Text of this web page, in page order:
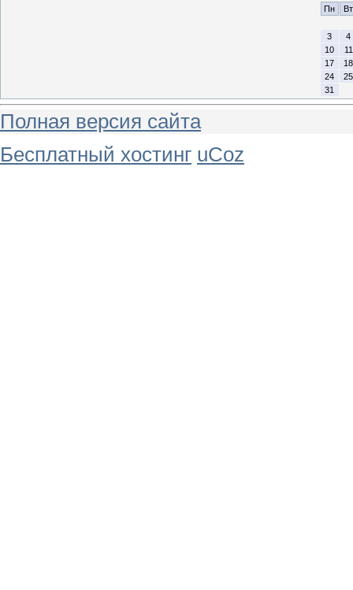
Пн
Вт
3
4
10
11
17
18
24
25
31
Полная версия сайта
Бесплатный хостинг uCoz